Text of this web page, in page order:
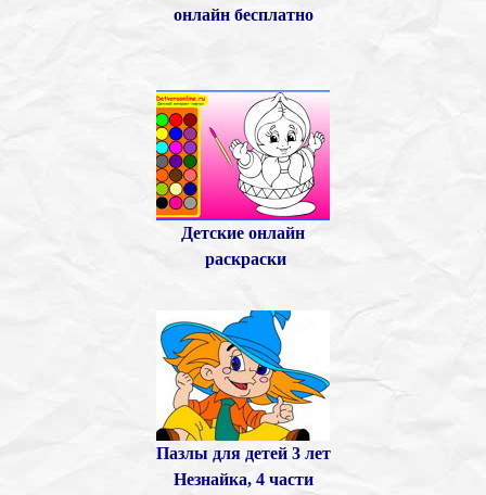
онлайн бесплатно
Детские онлайн
раскраски
Пазлы для детей 3 лет
Незнайка, 4 части